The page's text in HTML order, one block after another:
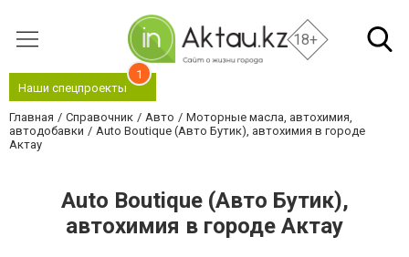
18+
Наши спецпроекты
1
Главная Справочник Авто
Моторные масла, автохимия,
автодобавки
Auto Boutique (Авто Бутик), автохимия в городе
Актау
Auto Boutique (Авто Бутик),
автохимия в городе Актау